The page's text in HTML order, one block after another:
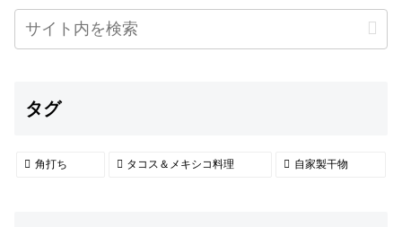
タグ
角打ち タコス＆メキシコ料理 自家製干物